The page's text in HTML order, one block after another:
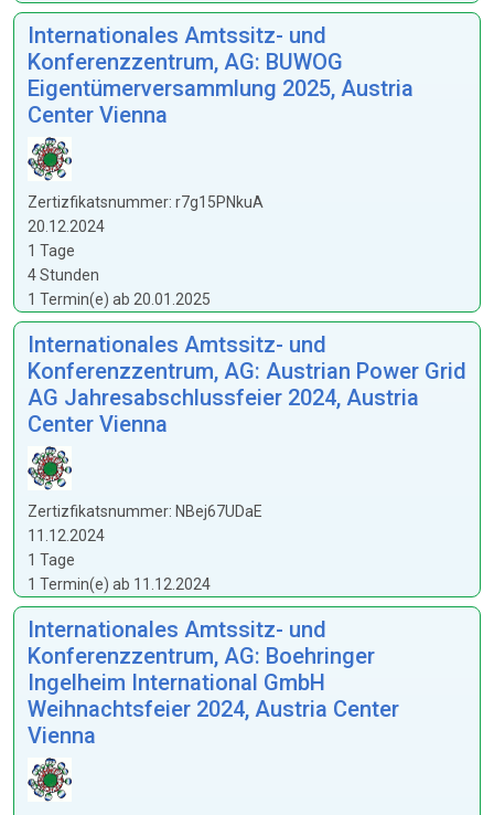
Internationales Amtssitz- und
Konferenzzentrum, AG: BUWOG
Eigentümerversammlung 2025, Austria
Center Vienna
Zertizfikatsnummer: r7g15PNkuA
20.12.2024
1 Tage
4 Stunden
1 Termin(e) ab 20.01.2025
Internationales Amtssitz- und
Konferenzzentrum, AG: Austrian Power Grid
AG Jahresabschlussfeier 2024, Austria
Center Vienna
Zertizfikatsnummer: NBej67UDaE
11.12.2024
1 Tage
1 Termin(e) ab 11.12.2024
Internationales Amtssitz- und
Konferenzzentrum, AG: Boehringer
Ingelheim International GmbH
Weihnachtsfeier 2024, Austria Center
Vienna